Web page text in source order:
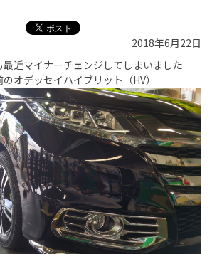
2018年6月22日
近マイナーチェンジしてしまいました
オデッセイハイブリット（HV）